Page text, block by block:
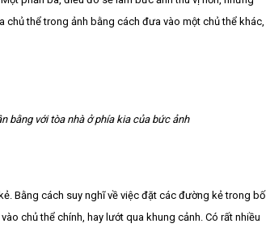
chủ thể trong ảnh bằng cách đưa vào một chủ thể khác,
bằng với tòa nhà ở phía kia của bức ảnh
Bằng cách suy nghĩ về việc đặt các đường kẻ trong bố
chủ thể chính, hay lướt qua khung cảnh. Có rất nhiều